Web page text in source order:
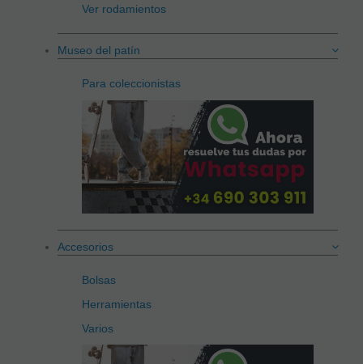
Ver rodamientos
Museo del patín
Para coleccionistas
Accesorios
Bolsas
Herramientas
Varios